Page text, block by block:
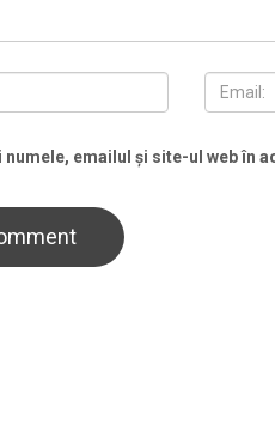
numele, emailul și site-ul web în